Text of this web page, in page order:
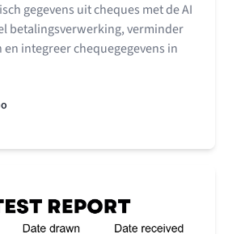
gegevens uit cheques met de AI
betalingsverwerking, verminder
integreer chequegegevens in